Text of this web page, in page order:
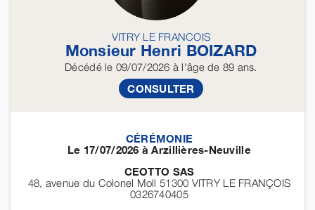
VITRY LE FRANCOIS
Monsieur Henri BOIZARD
Décédéle 09/07/2026 à l'âge de 89 ans.
CONSULTER
CÉRÉMONIE
Le 17/07/2026 à Arzillières-Neuville
CEOTTO SAS
48, avenue du Colonel Moll 51300 VITRY LE FRANÇOIS
0326740405